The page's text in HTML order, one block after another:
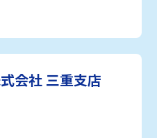
会社 三重支店